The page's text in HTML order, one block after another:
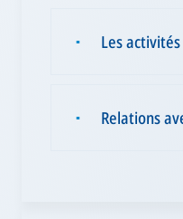
▪ Les
▪ Relations